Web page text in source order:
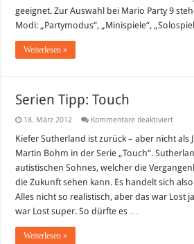
geeignet. Zur Auswahl bei Mario Party 9
Modi: „Partymodus“, „Minispiele“,
Weiterlesen »
Serien Tipp: Touch
18. März 2012 Kommentare deaktiviertfür
Tipp:
Touch
Kiefer Sutherland ist zurück – aber nicht als
Martin Bohm in der Serie „Touch“.
autistischen Sohnes, welcher die
die Zukunft sehen kann. Es handelt sich
Alles nicht so realistisch, aber das war Lost
war Lost super. So dürfte es …
Weiterlesen »